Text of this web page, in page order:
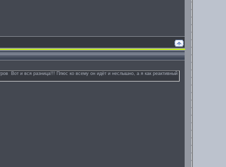
Вот и вся разница!!! Плюс ко всему он идёт и неслышно, а я как реактивный